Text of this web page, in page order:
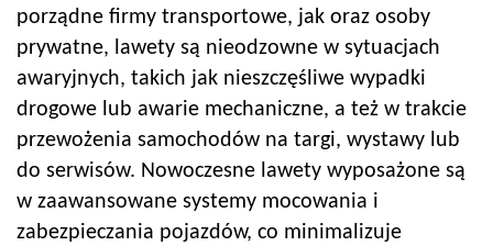
porządne firmy transportowe, jak oraz osoby
prywatne, lawety są nieodzowne w sytuacjach
awaryjnych, takich jak nieszczęśliwe wypadki
drogowe lub awarie mechaniczne, a też w trakcie
przewożenia samochodów na targi, wystawy lub
do serwisów. Nowoczesne lawety wyposażone są
w zaawansowane systemy mocowania i
zabezpieczania pojazdów, co minimalizuje